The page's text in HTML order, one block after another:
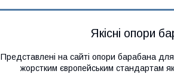
Якісні опори
Представлені на сайті опори барабана
жорстким європейським стандартам